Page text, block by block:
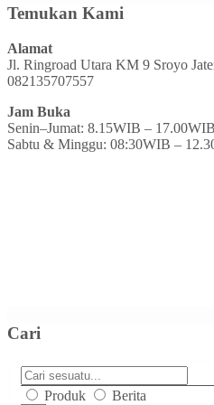
Temukan Kami
Alamat
Jl. Ringroad Utara KM 9 Sroyo
082135707557
Jam Buka
Senin–Jumat: 8.15WIB – 17.00WIB
Sabtu & Minggu: 08:30WIB –
Cari
Produk Berita